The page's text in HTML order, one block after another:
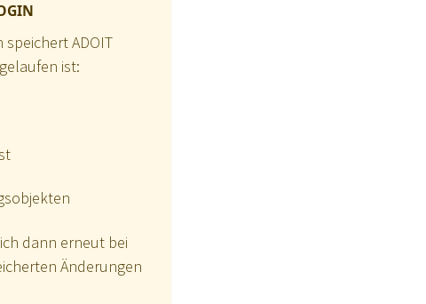
ADOIT
ist:
dann erneut bei
Änderungen